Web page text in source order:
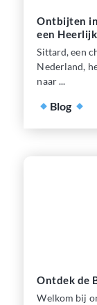
Ontbijten
een
Sittard, een
Nederland,
naar ...
Blog
Ontdek de
Welkom bij